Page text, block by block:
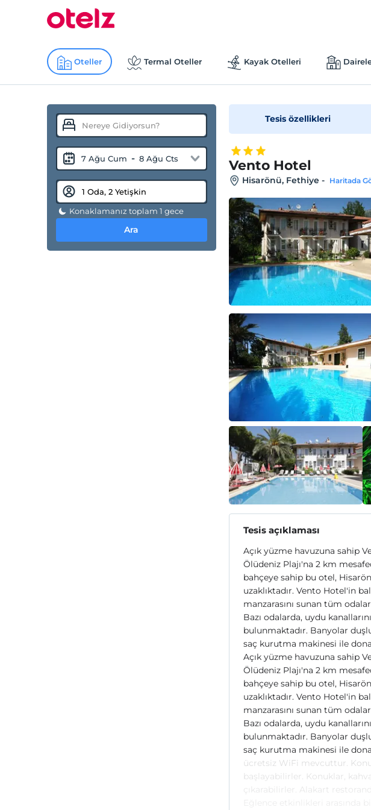
Oteller Termal Oteller Kayak Otelleri
7 Ağu Cum - 8 Ağu Cts
Konaklamanız toplam 1 gece
Ara
Tesis özellikleri
Vento Hotel
Hisarönü, Fethiye- Haritada
Tesis açıklaması
Açık yüzme havuzuna sahip
Ölüdeniz Plajı'na 2 km
bahçeye sahip bu otel,
uzaklıktadır. Vento Hotel'in
manzarasını sunan tüm
Bazı odalarda, uydu
bulunmaktadır. Banyolar
saç kurutma makinesi ile
Açık yüzme havuzuna sahip
Ölüdeniz Plajı'na 2 km
bahçeye sahip bu otel,
uzaklıktadır. Vento Hotel'in
manzarasını sunan tüm
Bazı odalarda, uydu
bulunmaktadır. Banyolar
saç kurutma makinesi ile
ücretsiz WiFi mevcuttur.
başlayabilirler. Konuklar,
çıkarabilirler. Alakart